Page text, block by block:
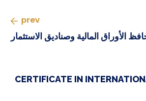
prev
الأوراق المالية وصناديق الاستثمار
CERTIFICATE IN